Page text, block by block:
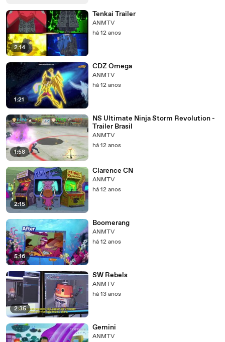
2:14
Tenkai Trailer
ANMTV
há 12 anos
1:21
CDZ Omega
ANMTV
há 12 anos
1:58
NS Ultimate Ninja Storm Revolution -
Trailer Brasil
ANMTV
há 12 anos
2:15
Clarence CN
ANMTV
há 12 anos
5:16
Boomerang
ANMTV
há 12 anos
2:35
SW Rebels
ANMTV
há 13 anos
Gemini
ANMTV